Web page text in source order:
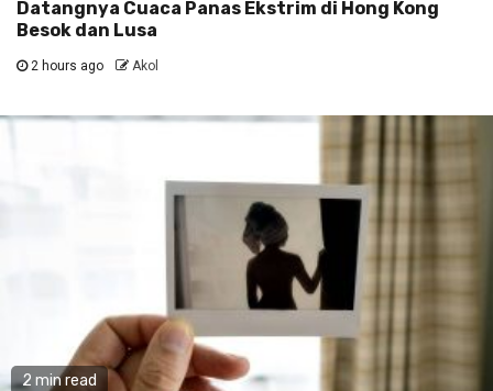
Datangnya Cuaca Panas Ekstrim di Hong Kong
Besok dan Lusa
2 hours ago Akol
2 min read